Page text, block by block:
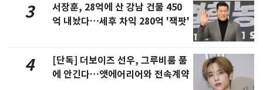
3
서장훈, 28억에 산 강남 건물 450
억 내놨다…세후 차익 280억 '잭팟'
4
[단독] 더보이즈 선우, 그루비룸 품
에 안긴다…앳에어리어와 전속계약